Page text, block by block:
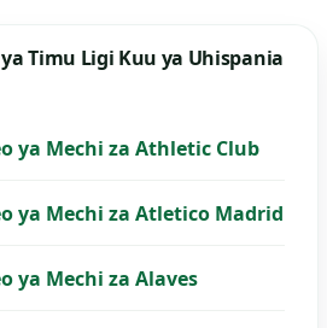
Timu Ligi Kuu ya Uhispania
ya Mechi za Athletic Club
ya Mechi za Atletico Madrid
ya Mechi za Alaves